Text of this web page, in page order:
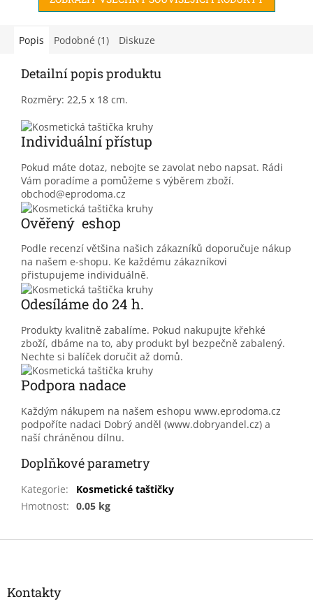
Popis Podobné (1) Diskuze
Detailní popis produktu
Rozměry: 22,5 x 18 cm.
Individuální přístup
Pokud máte dotaz, nebojte se zavolat nebo napsat. Rádi
Vám poradíme a pomůžeme s výběrem zboží.
obchod@eprodoma.cz
Ověřený eshop
Podle recenzí většina našich zákazníků doporučuje nákup
na našem e-shopu. Ke každému zákazníkovi
přistupujeme individuálně.
Odesíláme do 24 h.
Produkty kvalitně zabalíme. Pokud nakupujte křehké
zboží, dbáme na to, aby produkt byl bezpečně zabalený.
Nechte si balíček doručit až domů.
Podpora nadace
Každým nákupem na našem eshopu www.eprodoma.cz
podpoříte nadaci Dobrý anděl (www.dobryandel.cz) a
naší chráněnou dílnu.
Doplňkové parametry
Kategorie:
Kosmetické taštičky
Hmotnost: 0.05 kg
Z
Kontakty